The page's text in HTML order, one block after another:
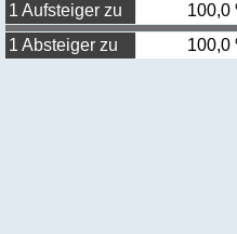
1 Aufsteiger zu
100,0
1 Absteiger zu
100,0